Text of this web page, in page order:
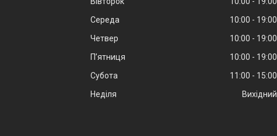
Середа
10:00
19:00
Четвер
10:00
19:00
Пʼятниця
10:00
19:00
Субота
11:00
15:00
Неділя
Вихідний